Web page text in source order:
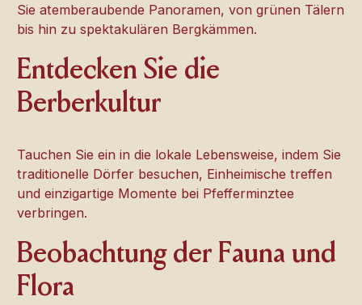
Sie atemberaubende Panoramen, von grünen Tälern
bis hin zu spektakulären Bergkämmen.
Entdecken Sie die
Berberkultur
Tauchen Sie ein in die lokale Lebensweise, indem Sie
traditionelle Dörfer besuchen, Einheimische treffen
und einzigartige Momente bei Pfefferminztee
verbringen.
Beobachtung der Fauna und
Flora